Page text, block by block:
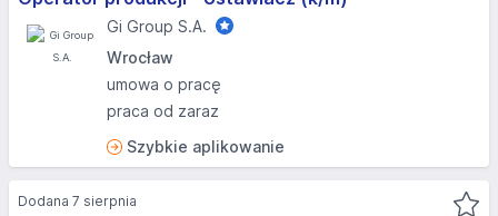
Gi Group S.A.
Wrocław
umowa o pracę
praca od zaraz
Szybkie aplikowanie
Dodana 7 sierpnia